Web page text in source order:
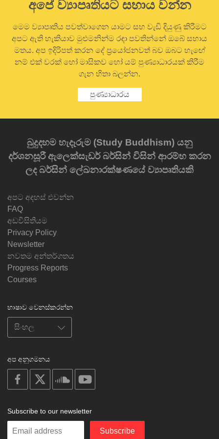
අපේ ව්‍යාපෘතියට සහාය වන්න
මෙම ව්‍යාපෘතිය පවත්වාගෙන යාමට සහ වැඩි දියුණු කිරීමට
අපට ඇති හැකියාව මුළුමනින්ම රඳා පවතින්නේ ඔබේ සහාය
මතය. අප ඉදිරිපත් කරන දේ ප්‍රයෝජනවත් බව ඔබට හැඟේ
නම් එක් වරක් හෝ මාසිකව හෝ යම් පුණ්‍යාධාරයක් කිරීම
ගැන හිතා බලන්න.
පුණ්‍යාධාරය
බුදුදහම හැදෑරුම (Study Buddhism) යනු
දර්ශනසූරී ඇලෙක්සැඩර් බර්සින් විසින් ආරම්භ කරන
ලද බර්සින් ලේඛනාරක්ෂණයේ ව්‍යාපෘතියකි
අපට අදහස් එවන්න
FAQ
අඩවිසිතියම
Privacy Policy
Newsletter
නවතම අන්තර්ගතය
Progress Reports
Courses
භාෂාව වෙනස්කරන්න
අප අනුගමනය
on
facebook
soundcloud
Subscribe to our newsletter
Enter
Subscribe